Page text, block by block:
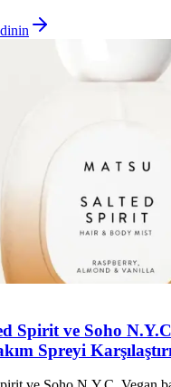
Spirit ve Soho
Spreyi